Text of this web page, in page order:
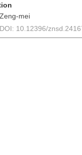
mei
10.12396/